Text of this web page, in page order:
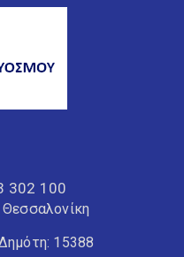
302 100
15388